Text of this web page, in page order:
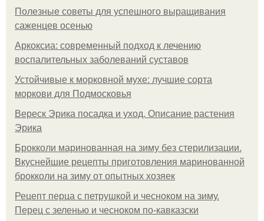
Полезные советы для успешного выращивания
саженцев осенью
Аркоксиа: современный подход к лечению
воспалительных заболеваний суставов
Устойчивые к морковной мухе: лучшие сорта
моркови для Подмосковья
Вереск Эрика посадка и уход. Описание растения
Эрика
Брокколи маринованная на зиму без стерилизации.
Вкуснейшие рецепты приготовления маринованной
брокколи на зиму от опытных хозяек
Рецепт перца с петрушкой и чесноком на зиму.
Перец с зеленью и чесноком по-кавказски